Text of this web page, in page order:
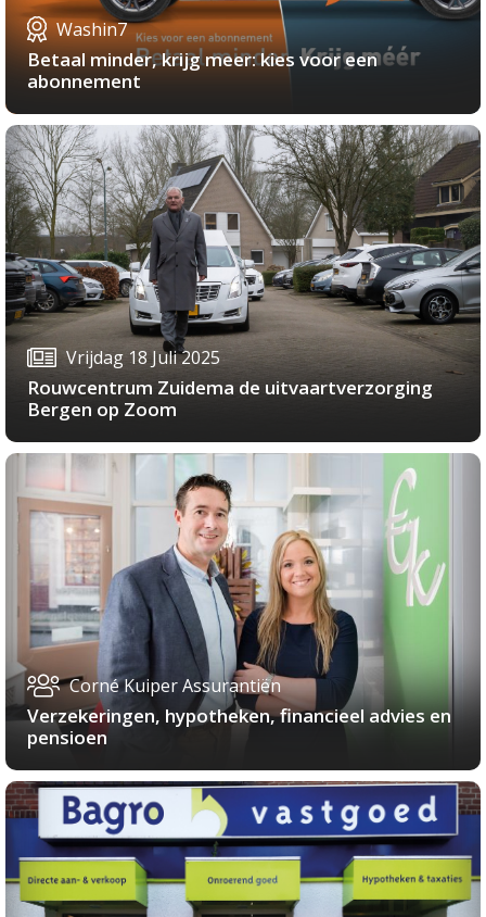
Washin7
Betaal minder, krijg meer: kies voor een
abonnement
Vrijdag 18 Juli 2025
Rouwcentrum Zuidema de uitvaartverzorging
Bergen op Zoom
Corné Kuiper Assurantiën
Verzekeringen, hypotheken, financieel advies en
pensioen